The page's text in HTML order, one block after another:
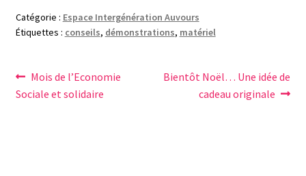
Catégorie : Espace Intergénération Auvours
Étiquettes : conseils, démonstrations, matériel
Navigation
de
Article
précédent :
Mois de l’Economie
Sociale et solidaire
Article
suivant :
Bientôt Noël… Une idée de
cadeau originale